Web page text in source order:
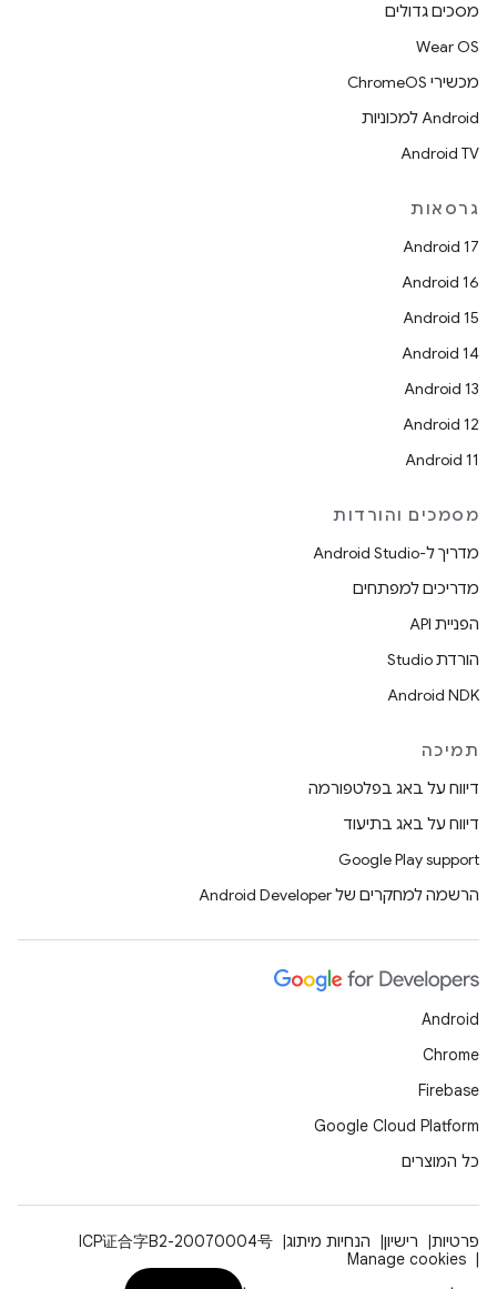
מסכים גדולים
Wear OS
מכשירי ChromeOS
Android למכוניות
Android TV
גרסאות
Android 17
Android 16
Android 15
Android 14
Android 13
Android 12
Android 11
מסמכים והורדות
מדריך ל-Android Studio
מדריכים למפתחים
הפניית API
הורדת Studio
Android NDK
תמיכה
דיווח על באג בפלטפורמה
דיווח על באג בתיעוד
Google Play support
הרשמה למחקרים של Android Developer
Android
Chrome
Firebase
Google Cloud Platform
כל המוצרים
פרטיות רישיון הנחיות מיתוג
ICP证合字B2-20070004号
Manage cookies